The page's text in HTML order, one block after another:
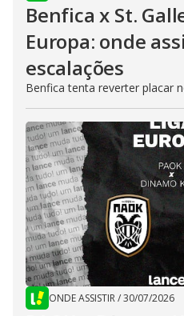
Benfica x St.
Europa: onde
escalações
Benfica tenta reverter placar
ONDE ASSISTIR/30/07/2026